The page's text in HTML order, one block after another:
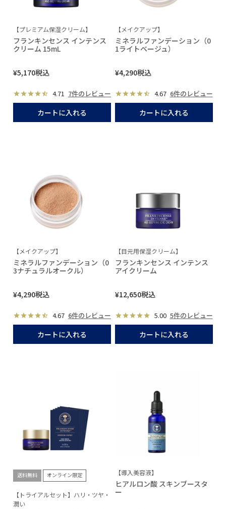
【プレミアム保湿クリーム】
フランキンセンス インテンス
クリーム 15mL
¥5,170税込
4.71 7件のレビュー
カートに入れる
【メイクアップ】
ミネラルファンデーション（0
1ライトベージュ）
¥4,290税込
4.67 6件のレビュー
カートに入れる
【メイクアップ】
ミネラルファンデーション（0
3ナチュラルオークル）
¥4,290税込
4.67 6件のレビュー
カートに入れる
【目元用保湿クリーム】
フランキンセンス インテンス
アイクリーム
¥12,650税込
5.00 5件のレビュー
カートに入れる
送料無料 オンライン限定
【トライアルセット】ハリ・ツヤ・
潤い
【導入美容液】
ヒアルロン酸 スキンブースタ
ー